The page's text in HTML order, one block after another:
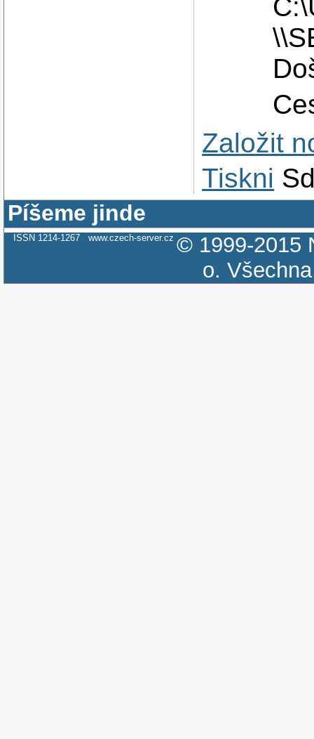
Založit
Tiskni
Píšeme jinde
ISSN 1214-1267 www.czech-server.cz © 1999-2015
o.